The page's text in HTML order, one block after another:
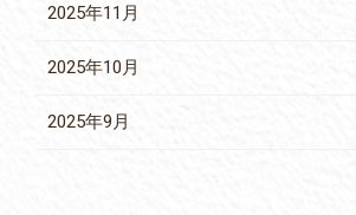
2025年11月
2025年10月
2025年9月